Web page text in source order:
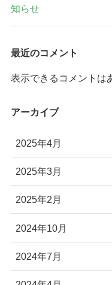
知らせ
最近のコメント
表示できるコメントは
アーカイブ
2025年4月
2025年3月
2025年2月
2024年10月
2024年7月